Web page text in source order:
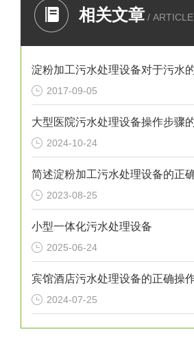
相关文章 / ARTICLE
2017-09-05
2024-10-24
2023-08-25
小型一体化污水处理设备
2025-06-24
2024-07-25